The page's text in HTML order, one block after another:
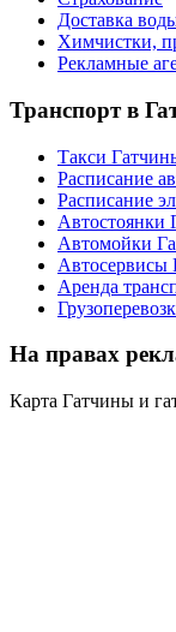
Доставка
Химчистки,
Рекламные
Транспортв
Такси
Расписание
Расписание
Автостоянки
Автомойки
Автосервисы
Аренда
На правах
Карта Гатчины и